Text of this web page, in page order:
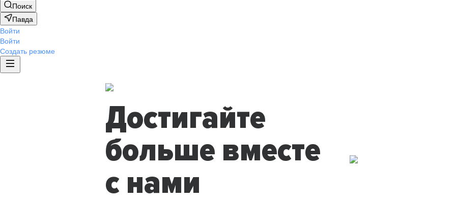
Поиск
Павда
Войти
Войти
Создать резюме
Достигайте
больше вместе
с нами